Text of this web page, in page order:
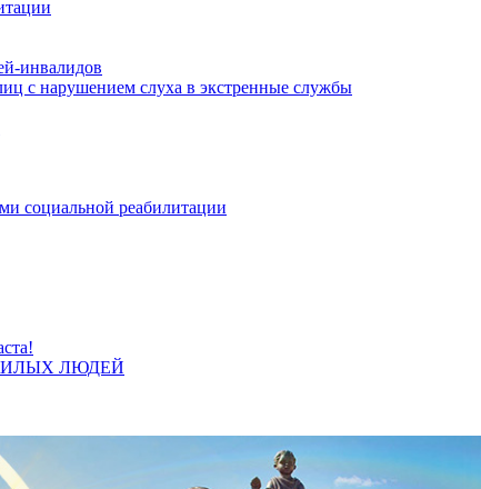
инвалидов
с нарушением слуха в экстренные службы
социальной реабилитации
ЛЮДЕЙ